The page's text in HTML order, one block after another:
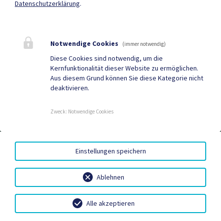
Quicklinks
Geko digital Gemeinde-
Sport & Freizeit
Gemeindenachrichten
Termine
WARTUNGSSEITE BARRIEREFREIHEIT
SITEMAP|IMPRESSUM
Datenschutzerklärung.
Notwendige Cookies (immer notwendig)
Diese Cookies sind notwendig, um die
Kernfunktionalität dieser Website zu ermöglichen.
Aus diesem Grund können Sie diese Kategorie nicht
deaktivieren.
Zweck: Notwendige Cookies
Ablehnen
Einstellungen speichern
Alle akzeptieren